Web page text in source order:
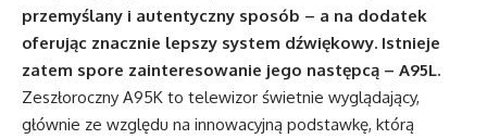
przemyślany i autentyczny sposób – a na dodatek
oferując znacznie lepszy system dźwiękowy. Istnieje
zatem spore zainteresowanie jego następcą – A95L.
Zeszłoroczny A95K to telewizor świetnie wyglądający,
głównie ze względu na innowacyjną podstawkę, którą